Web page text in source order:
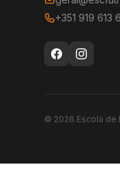
+351 919 613
© 2026 Escola de